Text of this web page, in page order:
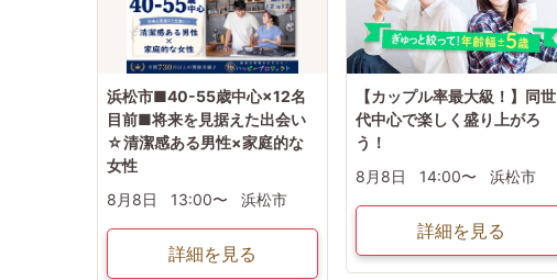
浜松市■40-55歳中心×12名
目前■将来を見据えた出会い
☆清潔感ある男性×家庭的な
女性
8月8日
13:00〜 浜松市
詳細を見る
【カップル率最大級！】同世
代中心で楽しく盛り上がろ
う！
8月8日
14:00〜 浜松市
詳細を見る